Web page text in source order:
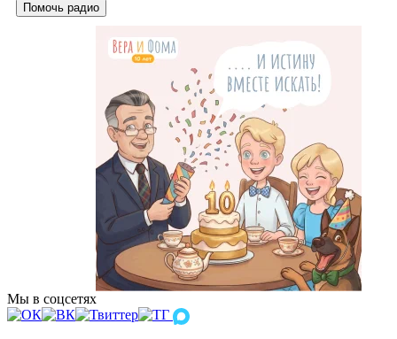
Помочь радио
Мы в соцсетях